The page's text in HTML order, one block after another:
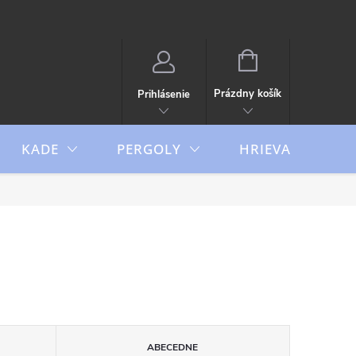
Prihlásenie
NÁKUPNÝ
Prázdny košík
KADE PERGOLY HRIEVAČE
ABECEDNE